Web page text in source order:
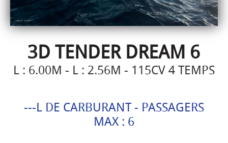
3D TENDER DREAM 6
L : 6.00M - L : 2.56M - 115CV 4 TEMPS
---L DE CARBURANT - PASSAGERS
MAX : 6